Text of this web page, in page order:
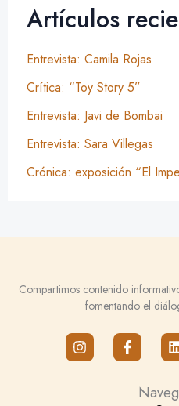
Artículos
Entrevista: Camila Rojas
Crítica: “Toy Story 5”
Entrevista: Javi de Bombai
Entrevista: Sara Villegas
Crónica: exposición “El
Compartimos contenido
fomentando el
I
n
s
F
a
c
i